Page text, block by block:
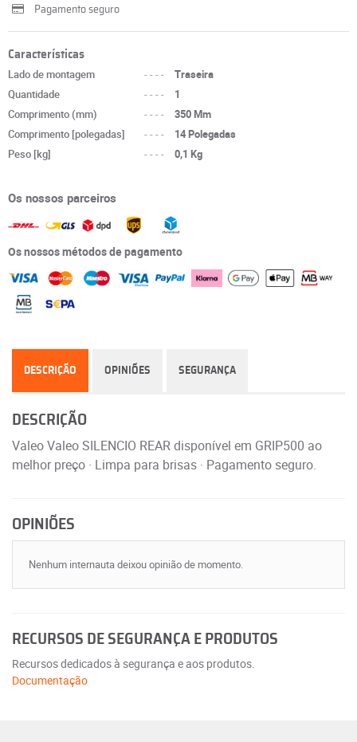
Pagamento seguro
Características
Lado de montagem ----
Traseira
Quantidade
----
1
Comprimento (mm)
----
350 Mm
Comprimento [polegadas]
----
14 Polegadas
Peso [kg]
---- 0,1 Kg
Os nossos parceiros
Os nossos métodos de pagamento
DESCRIÇÃO OPINIÕES SEGURANÇA
DESCRIÇÃO
Valeo Valeo SILENCIO REAR disponível em GRIP500 ao
melhor preço · Limpa para brisas · Pagamento seguro.
OPINIÕES
Nenhum internauta deixou opinião de momento.
RECURSOS DE SEGURANÇA E PRODUTOS
Recursos dedicados à segurança e aos produtos.
Documentação